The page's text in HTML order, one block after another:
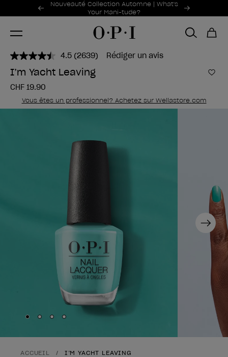
Offres promotionnelles
Nouveauté Collection Automne | What's
Your Mani-tude?
Item 1 of 2
4.5 Lire
2639
avis.
la
même
(2639) Rédiger un avis
I’m Yacht Leaving
CHF 19.90
Vous êtes un professionnel? Achetez sur Wellastore.com
Next
Skip to slide
Skip to slide
Skip to slide
Skip to slide
ACCUEIL I’M YACHT LEAVING